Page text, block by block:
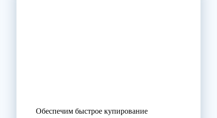
Обеспечим быстрое купирование